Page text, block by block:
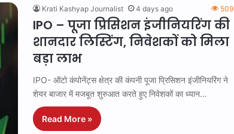
Krati Kashyap Journalist 4 days ago 509
IPO – पूजा प्रिसिशन इंजीनियरिंग की
शानदार लिस्टिंग, निवेशकों को मिला
बड़ा लाभ
IPO- ऑटो कंपोनेंट्स क्षेत्र की कंपनी पूजा प्रिसिशन इंजीनियरिंग ने
शेयर बाजार में मजबूत शुरुआत करते हुए निवेशकों का ध्यान…
Read More »